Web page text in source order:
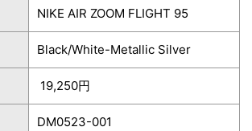
NIKE AIR ZOOM FLIGHT 95
Black/White-Metallic Silver
19,250円
DM0523-001